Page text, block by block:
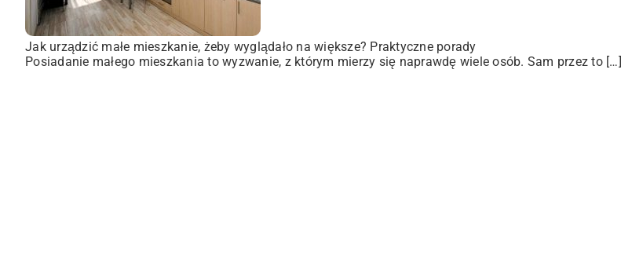
Jak urządzić małe mieszkanie, żeby wyglądało na większe? Praktyczne porady
Posiadanie małego mieszkania to wyzwanie, z którym mierzy się naprawdę wiele osób. Sam przez to […]